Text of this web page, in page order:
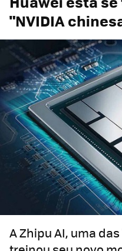
"NVIDIA
A Zhipu AI, uma